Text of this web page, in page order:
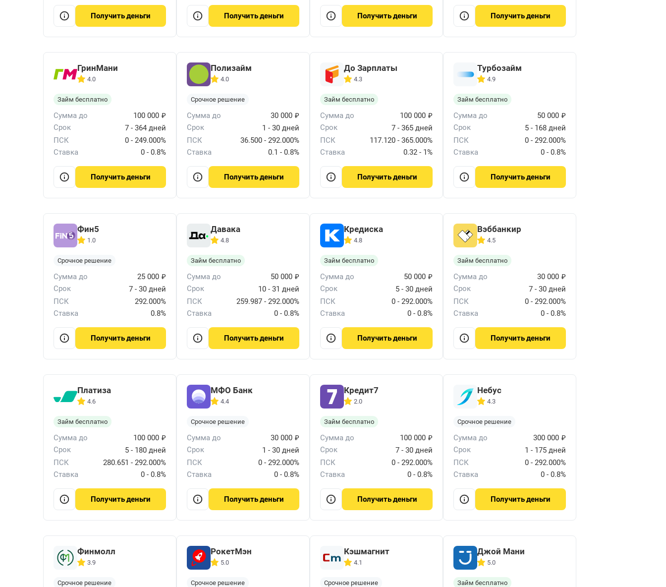
Получитьденьги Получитьденьги Получитьденьги Получитьденьги
ГринМани
4.0
Займ бесплатно
Сумма до 100 000 ₽
Срок
7 - 364 дней
ПСК
0 - 249.000%
Ставка
0 - 0.8%
Получитьденьги
Полизайм
4.0
Срочное решение
Сумма до 30 000 ₽
Срок
1 - 30 дней
ПСК
36.500 - 292.000%
Ставка
0.1 - 0.8%
Получитьденьги
До Зарплаты
4.3
Займ бесплатно
Сумма до 100 000 ₽
Срок
7 - 365 дней
ПСК
117.120 - 365.000%
Ставка
0.32 - 1%
Получитьденьги
Турбозайм
4.9
Займ бесплатно
Сумма до 50 000 ₽
Срок
5 - 168 дней
ПСК
0 - 292.000%
Ставка
0 - 0.8%
Получитьденьги
Фин5
1.0
Срочное решение
Сумма до 25 000 ₽
Срок
7 - 30 дней
ПСК
292.000%
Ставка
0.8%
Получитьденьги
Давака
4.8
Займ бесплатно
Сумма до 50 000 ₽
Срок
10 - 31 дней
ПСК
259.987 - 292.000%
Ставка
0 - 0.8%
Получитьденьги
Кредиска
4.8
Займ бесплатно
Сумма до 50 000 ₽
Срок
5 - 30 дней
ПСК
0 - 292.000%
Ставка
0 - 0.8%
Получитьденьги
Вэббанкир
4.5
Займ бесплатно
Сумма до 30 000 ₽
Срок
7 - 30 дней
ПСК
0 - 292.000%
Ставка
0 - 0.8%
Получитьденьги
Платиза
4.6
Займ бесплатно
Сумма до 100 000 ₽
Срок
5 - 180 дней
ПСК
280.651 - 292.000%
Ставка
0 - 0.8%
Получитьденьги
МФО Банк
4.4
Срочное решение
Сумма до 30 000 ₽
Срок
1 - 30 дней
ПСК
0 - 292.000%
Ставка
0 - 0.8%
Получитьденьги
Кредит7
2.0
Займ бесплатно
Сумма до 100 000 ₽
Срок
7 - 30 дней
ПСК
0 - 292.000%
Ставка
0 - 0.8%
Получитьденьги
Небус
4.3
Срочное решение
Сумма до 300 000 ₽
Срок
1 - 175 дней
ПСК
0 - 292.000%
Ставка
0 - 0.8%
Получитьденьги
Финмолл
3.9
Срочное решение
РокетМэн
5.0
Срочное решение
Кэшмагнит
4.1
Срочное решение
Джой Мани
5.0
Займ бесплатно